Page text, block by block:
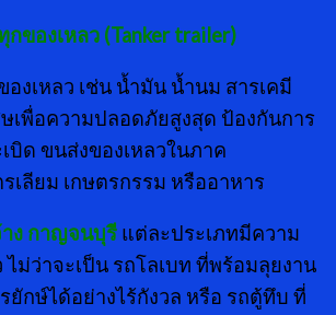
กของเหลว (Tanker trailer)
งเหลว เช่น น้ำมัน น้ำนม สารเคมี
เพื่อความปลอดภัยสูงสุด ป้องกันการ
บิด ขนส่งของเหลวในภาค
เลียม เกษตรกรรม หรืออาหาร
าง กาญจนบุรี แต่ละประเภทมีความ
ไม่ว่าจะเป็น รถโลเบท ที่พร้อมลุยงาน
ยักษ์ได้อย่างไร้กังวล หรือ รถตู้ทึบ ที่